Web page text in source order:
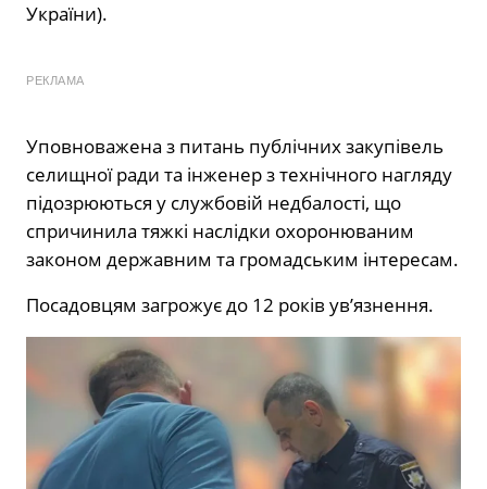
України).
РЕКЛАМА
Уповноважена з питань публічних закупівель
селищної ради та інженер з технічного нагляду
підозрюються у службовій недбалості, що
спричинила тяжкі наслідки охоронюваним
законом державним та громадським інтересам.
Посадовцям загрожує до 12 років ув’язнення.